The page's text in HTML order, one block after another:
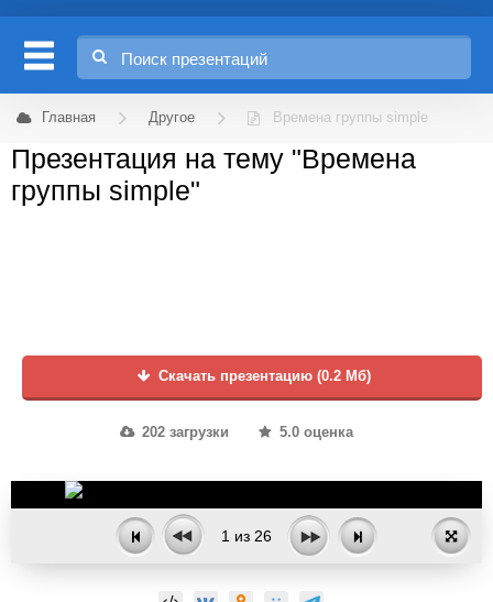
Главная Другое Времена группы simple
Презентация на тему "Времена
группы simple"
Скачать презентацию (0.2 Мб)
202 загрузки 5.0 оценка
1 из 26